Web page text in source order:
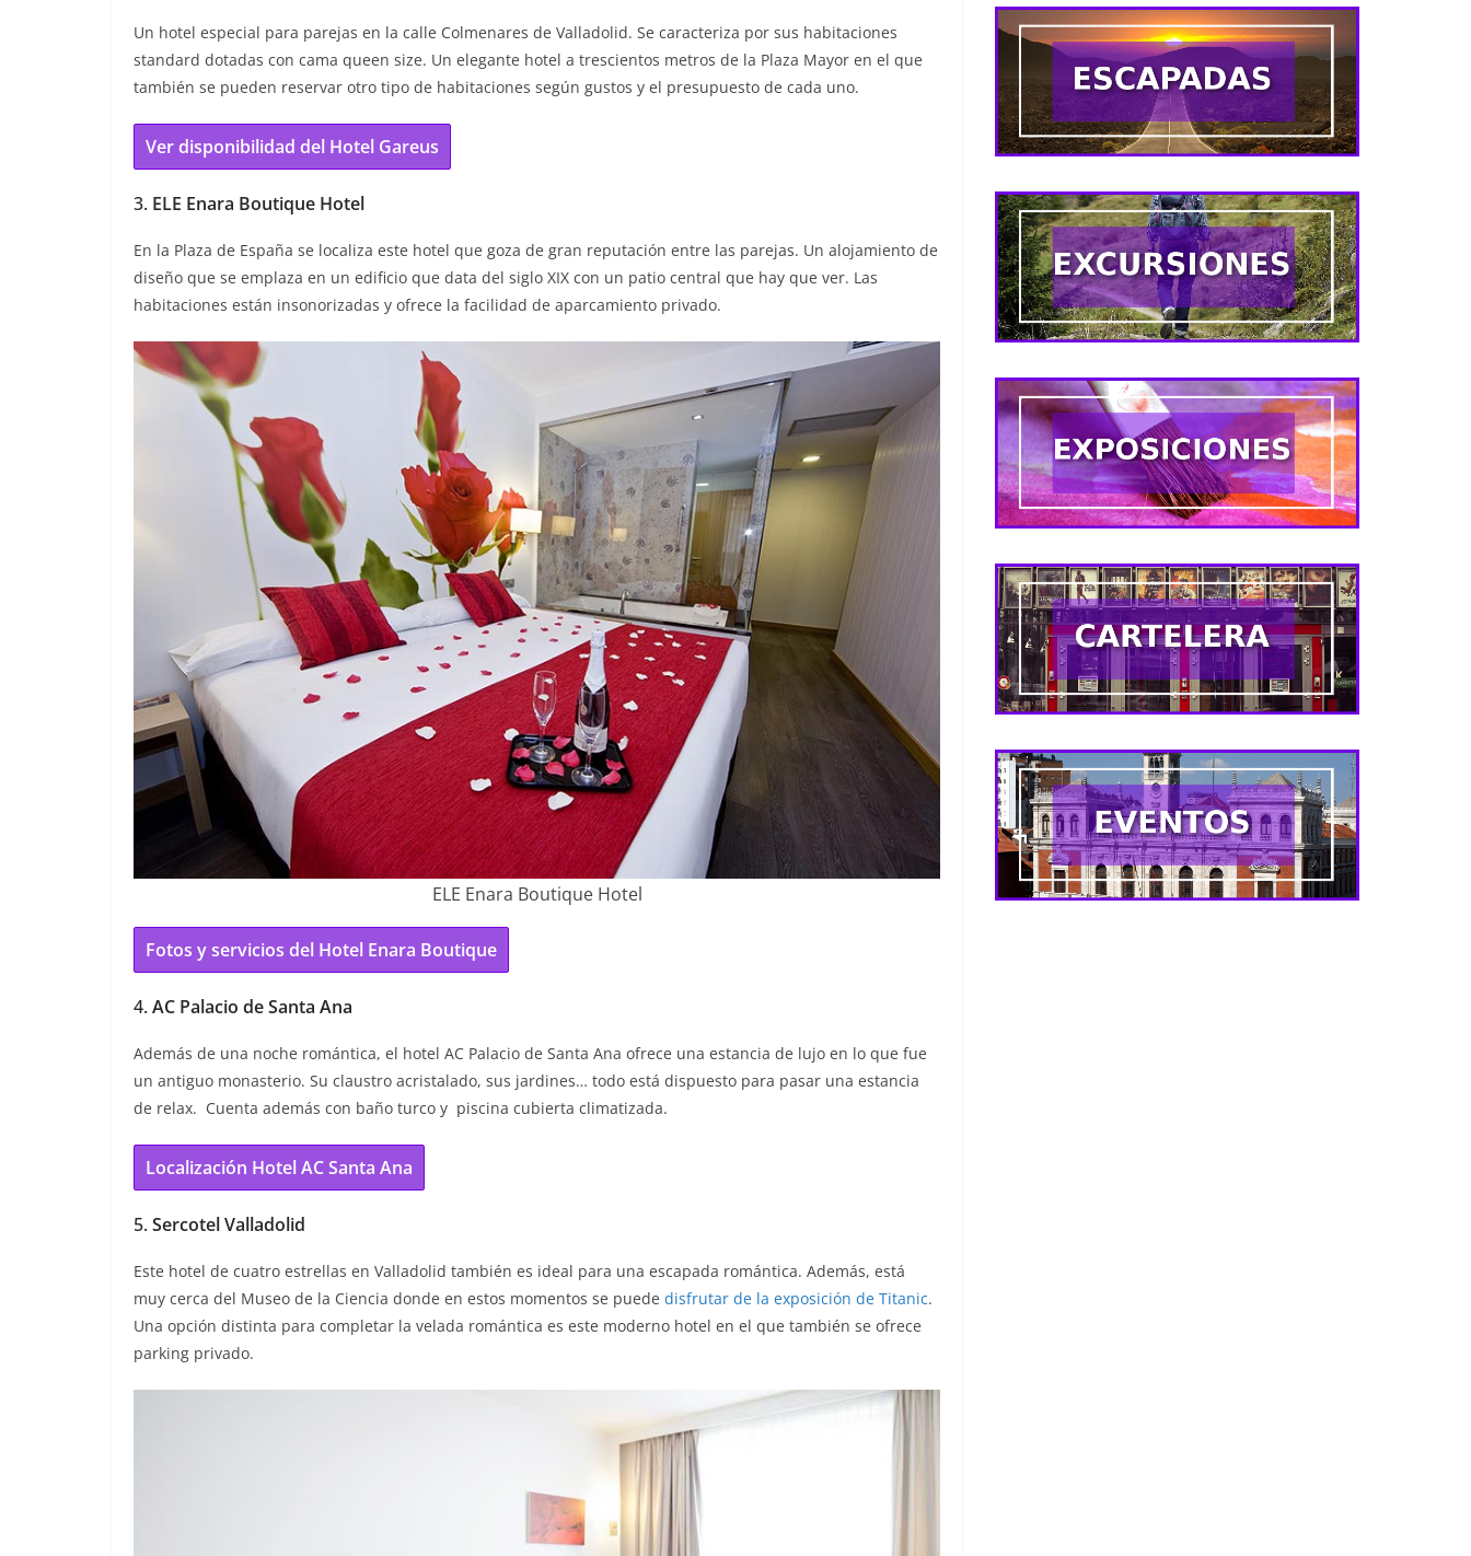
Un hotel especial para parejas en la calle Colmenares de Valladolid. Se caracteriza por sus habitaciones
standard dotadas con cama queen size. Un elegante hotel a trescientos metros de la Plaza Mayor en el que
también se pueden reservar otro tipo de habitaciones según gustos y el presupuesto de cada uno.
Ver disponibilidad del Hotel Gareus
3. ELE Enara Boutique Hotel
En la Plaza de España se localiza este hotel que goza de gran reputación entre las parejas. Un alojamiento de
diseño que se emplaza en un edificio que data del siglo XIX con un patio central que hay que ver. Las
habitaciones están insonorizadas y ofrece la facilidad de aparcamiento privado.
ELE Enara Boutique Hotel
Fotos y servicios del Hotel Enara Boutique
4. AC Palacio de Santa Ana
Además de una noche romántica, el hotel AC Palacio de Santa Ana ofrece una estancia de lujo en lo que fue
un antiguo monasterio. Su claustro acristalado, sus jardines… todo está dispuesto para pasar una estancia
de relax. Cuenta además con baño turco y piscina cubierta climatizada.
Localización Hotel AC Santa Ana
5. Sercotel Valladolid
Este hotel de cuatro estrellas en Valladolid también es ideal para una escapada romántica. Además, está
muy cerca del Museo de la Ciencia donde en estos momentos se puede disfrutar de la exposición de Titanic.
Una opción distinta para completar la velada romántica es este moderno hotel en el que también se ofrece
parking privado.